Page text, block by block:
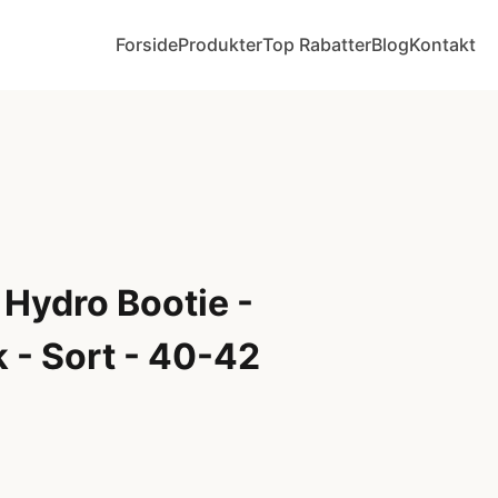
ForsideProdukterTop RabatterBlogKontakt
Bootie -
- Sort - 40-42